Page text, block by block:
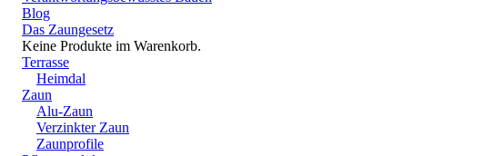
Blog
Das Zaungesetz
Keine Produkte im Warenkorb.
Terrasse
Heimdal
Zaun
Alu-Zaun
Verzinkter Zaun
Zaunprofile